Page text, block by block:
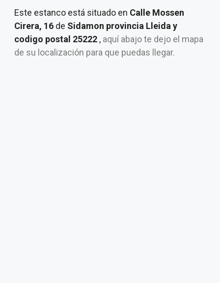
Este estanco está situado en Calle Mossen
Cirera, 16 de Sidamon provincia Lleida y
codigo postal 25222 , aquí abajo te dejo el mapa
de su localización para que puedas llegar.